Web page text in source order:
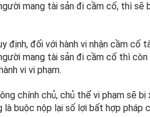
mang tài sản đi cầm cố, thì
đối với hành vi nhận cầm cố
mang tài sản đi cầm cố thì
vi vi phạm.
chính chủ, chủ thể vi phạm sẽ
buộc nộp lại số lợi bất hợp pháp